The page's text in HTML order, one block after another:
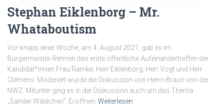
Stephan Eiklenborg – Mr.
Whataboutism
Vor knapp einer Woche, am 4. August 2021, gab es im
Bürgermeister-Rennen das erste öffentliche Aufeinandertreffen der
Kandidat*innen Frau Ramke, Herr Eiklenborg, Herr Vogt und Herr
Clemens. Moderiert wurde die Diskussion von Herrn Braun von der
NWZ. Mitunter ging es in der Diskussion auch um das Thema
„Sander Wäldchen“. Eröffnen Weiterlesen